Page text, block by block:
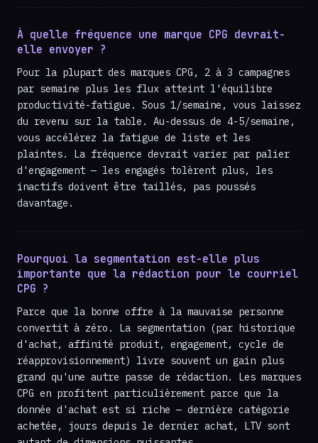
À quelle fréquence une marque CPG devrait-
elle envoyer ?
Pour la plupart des marques CPG, 2 à 3 campagnes
par semaine plus les flux atteint l'équilibre
productivité-fatigue. Sous 1/semaine, vous laissez
du revenu sur la table. Au-dessus de 4-5/semaine,
vous accélérez la fatigue de liste et les
plaintes. La fréquence devrait varier par palier
d'engagement — les engagés tolèrent plus, les
inactifs doivent être taillés, pas poussés
davantage.
Pourquoi la segmentation est-elle plus
importante que la rédaction pour le courriel
CPG ?
Parce que la bonne offre à la mauvaise personne
convertit à zéro. La segmentation (par historique
d'achat, affinité produit, engagement, cycle de
réapprovisionnement) livre souvent un gain plus
grand qu'une autre passe de rédaction. Les marques
CPG en profitent particulièrement parce que la
donnée d'achat est si riche — dernière catégorie
achetée, jours depuis le dernier achat, LTV sont